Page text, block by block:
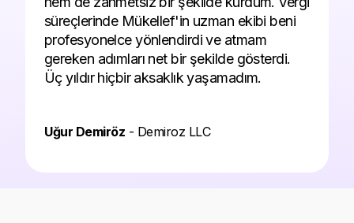
süreçlerinde Mükellef'in uzman ekibi beni
profesyonelce yönlendirdi ve atmam
gereken adımları net bir şekilde gösterdi.
Üç yıldır hiçbir aksaklık yaşamadım.
Uğur Demiröz - Demiroz LLC